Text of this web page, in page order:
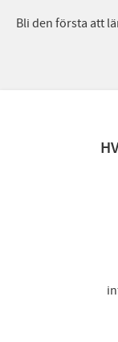
Bli den första att